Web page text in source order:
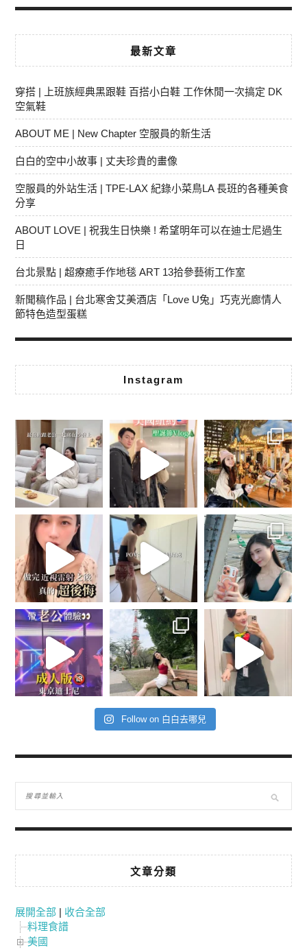
最新文章
穿搭 | 上班族經典黑跟鞋 百搭小白鞋 工作休閒一次搞定 DK
空氣鞋
ABOUT ME | New Chapter 空服員的新生活
白白的空中小故事 | 丈夫珍貴的畫像
空服員的外站生活 | TPE-LAX 紀錄小菜鳥LA 長班的各種美食
分享
ABOUT LOVE | 祝我生日快樂 ! 希望明年可以在迪士尼過生
日
台北景點 | 超療癒手作地毯 ART 13拾參藝術工作室
新聞稿作品 | 台北寒舍艾美酒店「Love U兔」巧克光廊情人
節特色造型蛋糕
Instagram
Follow on 白白去哪兒
文章分類
展開全部 | 收合全部
料理食譜
美國